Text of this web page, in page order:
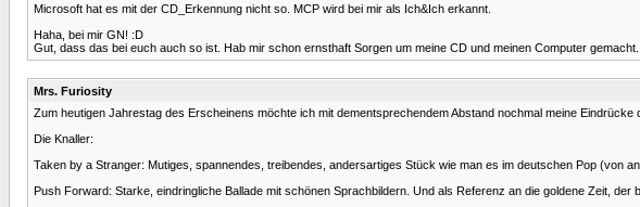
Microsoft hat es mit der CD_Erkennung nicht so. MCP wird bei mir als Ich&Ich erkannt.
Haha, bei mir GN! :D
Gut, dass das bei euch auch so ist. Hab mir schon ernsthaft Sorgen um meine CD und meinen Computer gemacht.
Mrs. Furiosity
Zum heutigen Jahrestag des Erscheinens möchte ich mit dementsprechendem Abstand nochmal meine Eindrücke
Die Knaller:
Taken by a Stranger: Mutiges, spannendes, treibendes, andersartiges Stück wie man es im deutschen Pop (von
Push Forward: Starke, eindringliche Ballade mit schönen Sprachbildern. Und als Referenz an die goldene Zeit, der